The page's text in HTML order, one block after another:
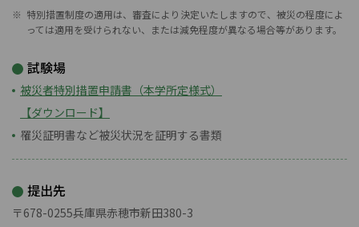
特別措置制度の適用は、審査により決定いたしますので、被災の程度によ
っては適用を受けられない、または減免程度が異なる場合等があります。
試験場
被災者特別措置申請書（本学所定様式）
【ダウンロード】
罹災証明書など被災状況を証明する書類
提出先
〒678-0255兵庫県赤穂市新田380-3